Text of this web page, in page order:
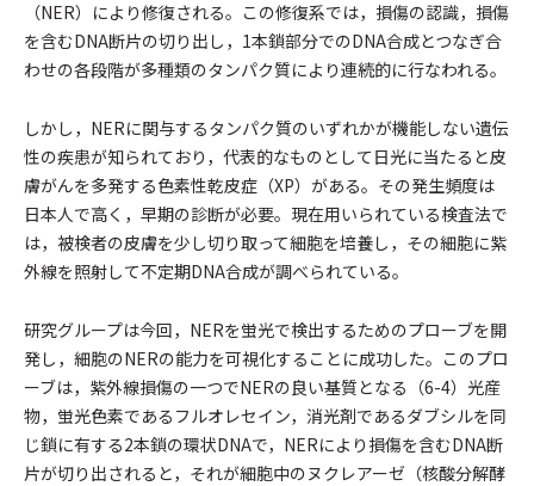
（NER）により修復される。この修復系では，損傷の認識，損傷
を含むDNA断片の切り出し，1本鎖部分でのDNA合成とつなぎ合
わせの各段階が多種類のタンパク質により連続的に行なわれる。
しかし，NERに関与するタンパク質のいずれかが機能しない遺伝
性の疾患が知られており，代表的なものとして日光に当たると皮
膚がんを多発する色素性乾皮症（XP）がある。その発生頻度は
日本人で高く，早期の診断が必要。現在用いられている検査法で
は，被検者の皮膚を少し切り取って細胞を培養し，その細胞に紫
外線を照射して不定期DNA合成が調べられている。
研究グループは今回，NERを蛍光で検出するためのプローブを開
発し，細胞のNERの能力を可視化することに成功した。このプロ
ーブは，紫外線損傷の一つでNERの良い基質となる（6-4）光産
物，蛍光色素であるフルオレセイン，消光剤であるダブシルを同
じ鎖に有する2本鎖の環状DNAで，NERにより損傷を含むDNA断
片が切り出されると，それが細胞中のヌクレアーゼ（核酸分解酵